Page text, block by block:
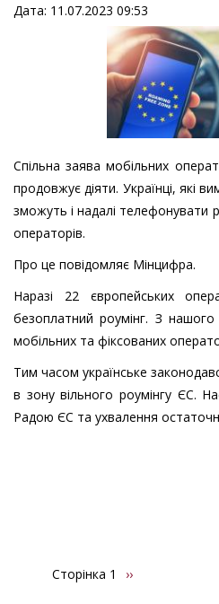
Дата: 11.07.2023 09:53
Спільна заява мобільних
продовжує діяти. Українці, які
зможуть і надалі телефонувати
операторів.
Про це повідомляє Мінцифра.
Наразі 22 європейських
безоплатний роумінг. З
мобільних та фіксованих
Тим часом українське
в зону вільного роумінгу ЄС.
Радою ЄС та ухвалення
Розбивка
Сторінка 1
Наступна
››